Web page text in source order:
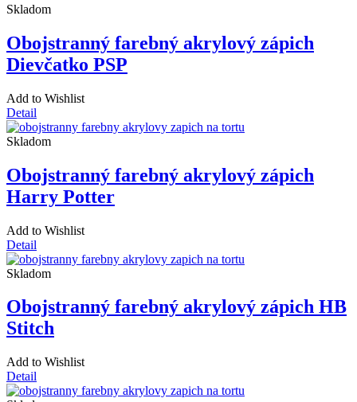
Skladom
Obojstranný farebný akrylový zápich
Dievčatko PSP
Add to Wishlist
Detail
Skladom
Obojstranný farebný akrylový zápich
Harry Potter
Add to Wishlist
Detail
Skladom
Obojstranný farebný akrylový zápich HB
Stitch
Add to Wishlist
Detail